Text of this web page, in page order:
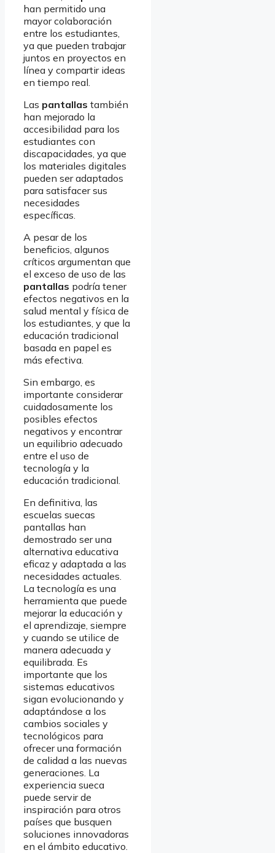
han permitido una
mayor colaboración
entre los estudiantes,
ya que pueden trabajar
juntos en proyectos en
línea y compartir ideas
en tiempo real.
Las pantallas también
han mejorado la
accesibilidad para los
estudiantes con
discapacidades, ya que
los materiales digitales
pueden ser adaptados
para satisfacer sus
necesidades
específicas.
A pesar de los
beneficios, algunos
críticos argumentan que
el exceso de uso de las
pantallas podría tener
efectos negativos en la
salud mental y física de
los estudiantes, y que la
educación tradicional
basada en papel es
más efectiva.
Sin embargo, es
importante considerar
cuidadosamente los
posibles efectos
negativos y encontrar
un equilibrio adecuado
entre el uso de
tecnología y la
educación tradicional.
En definitiva, las
escuelas suecas
pantallas han
demostrado ser una
alternativa educativa
eficaz y adaptada a las
necesidades actuales.
La tecnología es una
herramienta que puede
mejorar la educación y
el aprendizaje, siempre
y cuando se utilice de
manera adecuada y
equilibrada. Es
importante que los
sistemas educativos
sigan evolucionando y
adaptándose a los
cambios sociales y
tecnológicos para
ofrecer una formación
de calidad a las nuevas
generaciones. La
experiencia sueca
puede servir de
inspiración para otros
países que busquen
soluciones innovadoras
en el ámbito educativo.